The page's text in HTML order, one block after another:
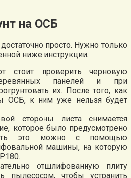
на ОСБ
просто. Нужно только
ниже инструкции.
стоит проверить черновую
панелей и при
их. После того, как
ОСБ, к ним уже нельзя будет
стороны листа снимается
которое было предусмотрено
это можно с помощью
машины, на которую
отшлифованную плиту
пылесосом, чтобы устранить